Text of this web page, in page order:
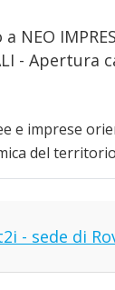
- Apertura
e imprese
del
- sede di